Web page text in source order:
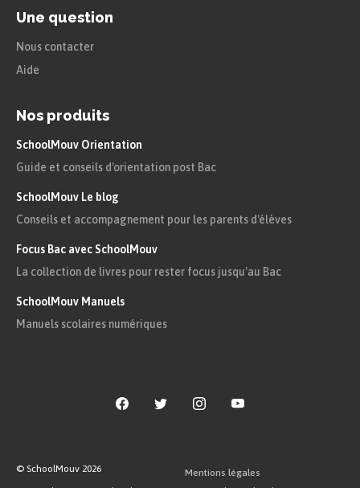
Une question
Nous contacter
Aide
Nos produits
SchoolMouv Orientation
Guide et conseils d'orientation post Bac
SchoolMouv Le blog
Conseils et accompagnement pour les parents d'élèves
Focus Bac avec SchoolMouv
La collection de livres pour rester focus jusqu'au Bac
SchoolMouv Manuels
Manuels scolaires numériques
© SchoolMouv 2026
Mentions légales